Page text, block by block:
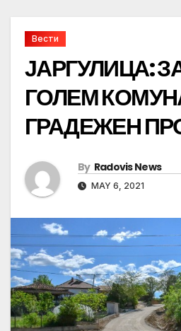
Вести
ЈАРГУЛИЦА:
ГОЛЕМ
ГРАДЕЖЕН
By Radovis News
MAY 6, 2021